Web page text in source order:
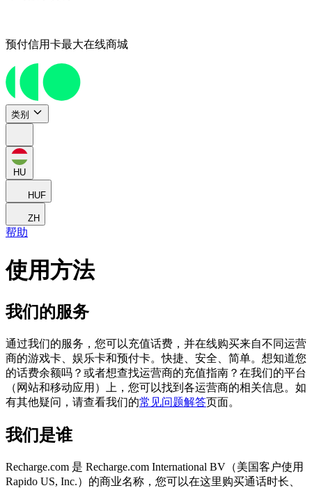
预付信用卡最大在线商城
类别
HU
HUF
ZH
帮助
使用方法
我们的服务
通过我们的服务，您可以充值话费，并在线购买来自不同运营
商的游戏卡、娱乐卡和预付卡。快捷、安全、简单。想知道您
的话费余额吗？或者想查找运营商的充值指南？在我们的平台
（网站和移动应用）上，您可以找到各运营商的相关信息。如
有其他疑问，请查看我们的常见问题解答页面。
我们是谁
Recharge.com 是 Recharge.com International BV（美国客户使用
Rapido US, Inc.）的商业名称，您可以在这里购买通话时长、